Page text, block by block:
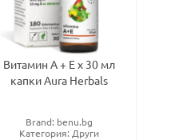
Витамин А + Е х 30 мл
капки Aura Herbals
Brand: benu.bg
Категория: Други